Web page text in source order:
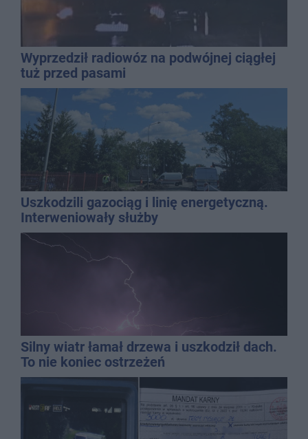
Wyprzedził radiowóz na podwójnej ciągłej
tuż przed pasami
Uszkodzili gazociąg i linię energetyczną.
Interweniowały służby
Silny wiatr łamał drzewa i uszkodził dach.
To nie koniec ostrzeżeń